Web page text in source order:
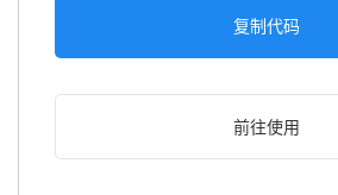
复制代码
前往使用